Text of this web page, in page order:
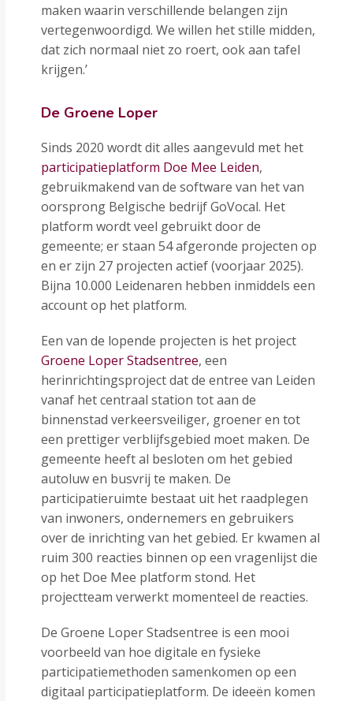
maken waarin verschillende belangen zijn
vertegenwoordigd. We willen het stille midden,
dat zich normaal niet zo roert, ook aan tafel
krijgen.’
De Groene Loper
Sinds 2020 wordt dit alles aangevuld met het
participatieplatform Doe Mee Leiden,
gebruikmakend van de software van het van
oorsprong Belgische bedrijf GoVocal. Het
platform wordt veel gebruikt door de
gemeente; er staan 54 afgeronde projecten op
en er zijn 27 projecten actief (voorjaar 2025).
Bijna 10.000 Leidenaren hebben inmiddels een
account op het platform.
Een van de lopende projecten is het project
Groene Loper Stadsentree, een
herinrichtingsproject dat de entree van Leiden
vanaf het centraal station tot aan de
binnenstad verkeersveiliger, groener en tot
een prettiger verblijfsgebied moet maken. De
gemeente heeft al besloten om het gebied
autoluw en busvrij te maken. De
participatieruimte bestaat uit het raadplegen
van inwoners, ondernemers en gebruikers
over de inrichting van het gebied. Er kwamen al
ruim 300 reacties binnen op een vragenlijst die
op het Doe Mee platform stond. Het
projectteam verwerkt momenteel de reacties.
De Groene Loper Stadsentree is een mooi
voorbeeld van hoe digitale en fysieke
participatiemethoden samenkomen op een
digitaal participatieplatform. De ideeën komen